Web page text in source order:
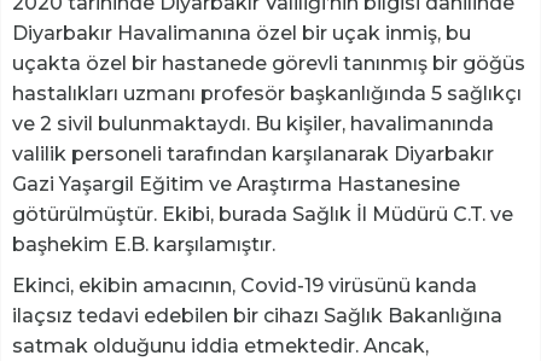
Diyarbakır Havalimanına özel bir uçak inmiş, bu
uçakta özel bir hastanede görevli tanınmış bir göğüs
hastalıkları uzmanı profesör başkanlığında 5 sağlıkçı
ve 2 sivil bulunmaktaydı. Bu kişiler, havalimanında
valilik personeli tarafından karşılanarak Diyarbakır
Gazi Yaşargil Eğitim ve Araştırma Hastanesine
götürülmüştür. Ekibi, burada Sağlık İl Müdürü C.T. ve
başhekim E.B. karşılamıştır.
Ekinci, ekibin amacının, Covid-19 virüsünü kanda
ilaçsız tedavi edebilen bir cihazı Sağlık Bakanlığına
satmak olduğunu iddia etmektedir. Ancak,